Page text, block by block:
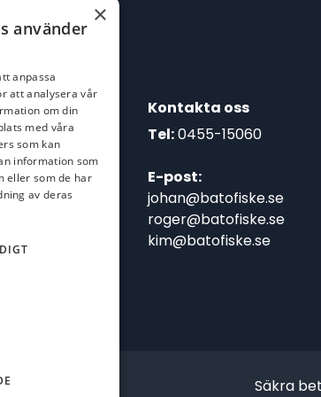
Kontakta oss
Tel:0455-15060
E-post:
johan@batofiske.se
roger@batofiske.se
kim@batofiske.se
Säkra
×
använder
anpassa
att analysera vår
om din
med våra
som kan
information som
eller som de har
av deras